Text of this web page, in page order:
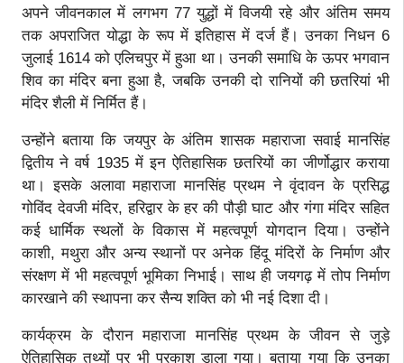
अपने जीवनकाल में लगभग 77 युद्धों में विजयी रहे और अंतिम समय
तक अपराजित योद्धा के रूप में इतिहास में दर्ज हैं। उनका निधन 6
जुलाई 1614 को एलिचपुर में हुआ था। उनकी समाधि के ऊपर भगवान
शिव का मंदिर बना हुआ है, जबकि उनकी दो रानियों की छतरियां भी
मंदिर शैली में निर्मित हैं।
उन्होंने बताया कि जयपुर के अंतिम शासक महाराजा सवाई मानसिंह
द्वितीय ने वर्ष 1935 में इन ऐतिहासिक छतरियों का जीर्णोद्धार कराया
था। इसके अलावा महाराजा मानसिंह प्रथम ने वृंदावन के प्रसिद्ध
गोविंद देवजी मंदिर, हरिद्वार के हर की पौड़ी घाट और गंगा मंदिर सहित
कई धार्मिक स्थलों के विकास में महत्वपूर्ण योगदान दिया। उन्होंने
काशी, मथुरा और अन्य स्थानों पर अनेक हिंदू मंदिरों के निर्माण और
संरक्षण में भी महत्वपूर्ण भूमिका निभाई। साथ ही जयगढ़ में तोप निर्माण
कारखाने की स्थापना कर सैन्य शक्ति को भी नई दिशा दी।
कार्यक्रम के दौरान महाराजा मानसिंह प्रथम के जीवन से जुड़े
ऐतिहासिक तथ्यों पर भी प्रकाश डाला गया। बताया गया कि उनका